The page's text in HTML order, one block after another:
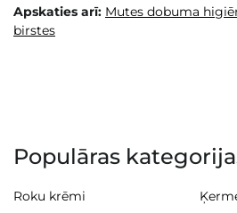
Apskaties arī: Mutes dobuma
birstes
Populāras
Roku krēmi